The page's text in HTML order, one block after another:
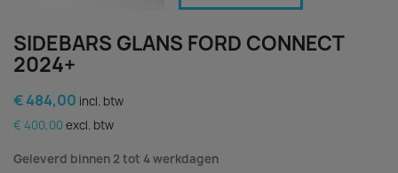
SIDEBARS GLANS FORD CONNECT
2024+
€ 484,00 incl. btw
€ 400,00 excl. btw
Geleverd binnen 2 tot 4 werkdagen